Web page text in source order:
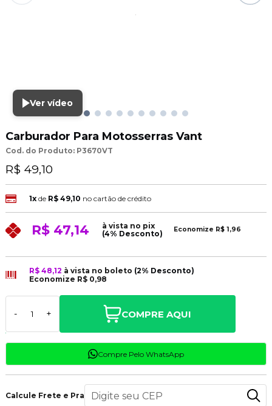
Ver vídeo
Carburador Para Motosserras Vant
Cod. do Produto: P3670VT
R$ 49,10
1xde R$ 49,10 no cartão de crédito
R$ 47,14
à vista no pix
(4% Desconto)
Economize R$ 1,96
R$ 48,12 à vista no boleto (2% Desconto)
Economize R$ 0,98
- + COMPRE AQUI
Compre Pelo WhatsApp
Calcule Frete e Prazo